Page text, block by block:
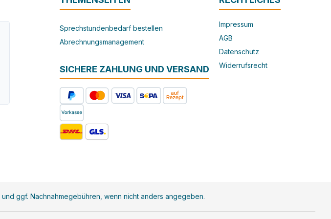
Sprechstundenbedarf bestellen
Abrechnungsmanagement
SICHERE ZAHLUNG UND VERSAND
Impressum
AGB
Datenschutz
Widerrufsrecht
und ggf. Nachnahmegebühren, wenn nicht anders angegeben.